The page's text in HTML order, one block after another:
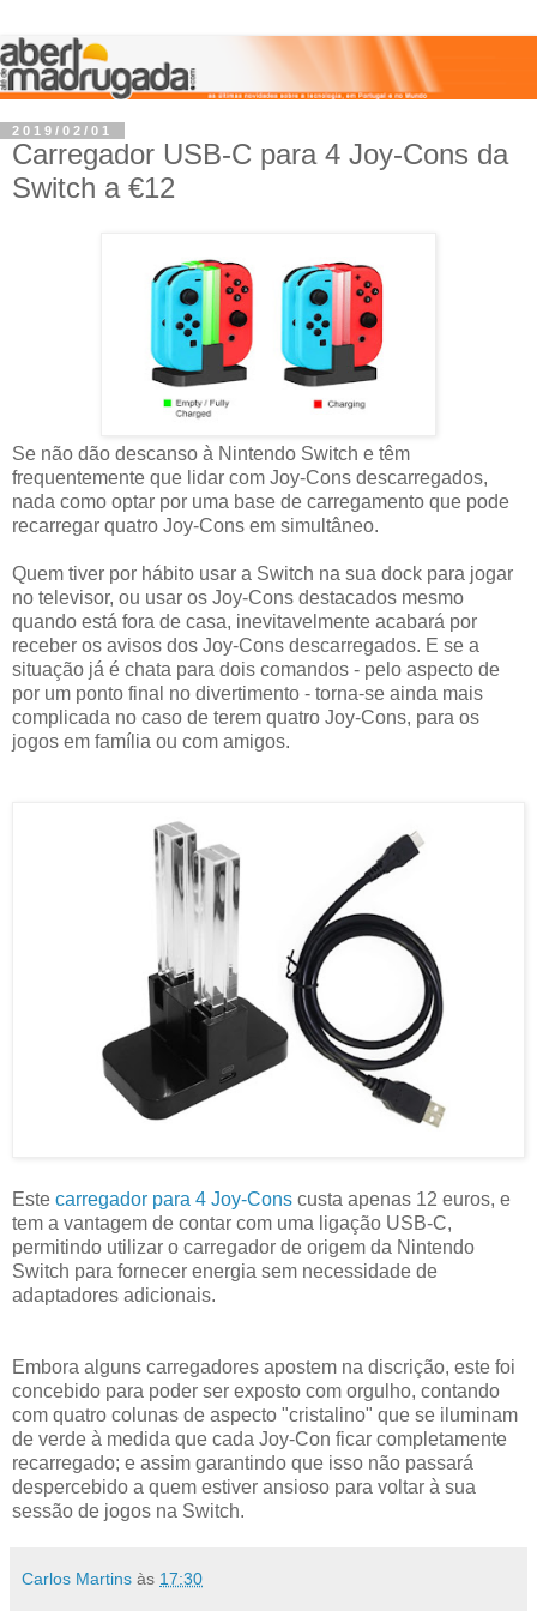
2019/02/01
Carregador USB-C para 4 Joy-Cons da
Switch a €12
Se não dão descanso à Nintendo Switch e têm
frequentemente que lidar com Joy-Cons descarregados,
nada como optar por uma base de carregamento que pode
recarregar quatro Joy-Cons em simultâneo.
Quem tiver por hábito usar a Switch na sua dock para jogar
no televisor, ou usar os Joy-Cons destacados mesmo
quando está fora de casa, inevitavelmente acabará por
receber os avisos dos Joy-Cons descarregados. E se a
situação já é chata para dois comandos - pelo aspecto de
por um ponto final no divertimento - torna-se ainda mais
complicada no caso de terem quatro Joy-Cons, para os
jogos em família ou com amigos.
Este carregador para 4 Joy-Cons custa apenas 12 euros, e
tem a vantagem de contar com uma ligação USB-C,
permitindo utilizar o carregador de origem da Nintendo
Switch para fornecer energia sem necessidade de
adaptadores adicionais.
Embora alguns carregadores apostem na discrição, este foi
concebido para poder ser exposto com orgulho, contando
com quatro colunas de aspecto "cristalino" que se iluminam
de verde à medida que cada Joy-Con ficar completamente
recarregado; e assim garantindo que isso não passará
despercebido a quem estiver ansioso para voltar à sua
sessão de jogos na Switch.
Carlos Martins às 17:30